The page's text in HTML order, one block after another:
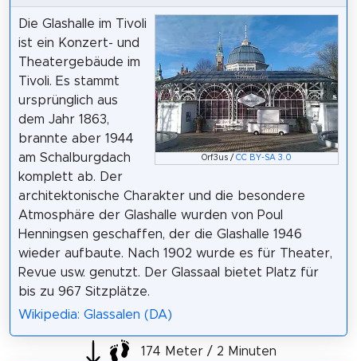
Orf3us /CC BY-SA 3.0
Die Glashalle im Tivoli
ist ein Konzert- und
Theatergebäude im
Tivoli. Es stammt
ursprünglich aus
dem Jahr 1863,
brannte aber 1944
am Schalburgdach
komplett ab. Der
architektonische Charakter und die besondere
Atmosphäre der Glashalle wurden von Poul
Henningsen geschaffen, der die Glashalle 1946
wieder aufbaute. Nach 1902 wurde es für Theater,
Revue usw. genutzt. Der Glassaal bietet Platz für
bis zu 967 Sitzplätze.
Wikipedia: Glassalen (DA)
174 Meter / 2 Minuten